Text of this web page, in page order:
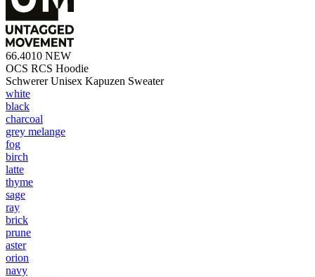
66.4010 NEW
OCS RCS Hoodie
Schwerer Unisex Kapuzen Sweater
white
black
charcoal
grey melange
fog
birch
latte
thyme
sage
ray
brick
prune
aster
orion
navy